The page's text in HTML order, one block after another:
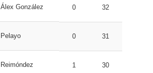
Álex González 0 32
Pelayo 0 31
Reimóndez 1 30